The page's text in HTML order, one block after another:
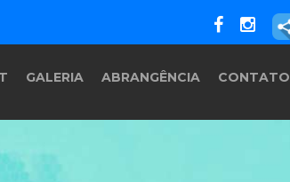
GALERIA ABRANGÊNCIA CONTATO